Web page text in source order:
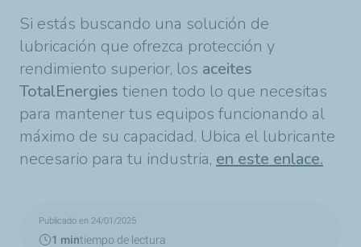
Si estás buscando una solución de
lubricación que ofrezca protección y
rendimiento superior, los aceites
TotalEnergies tienen todo lo que necesitas
para mantener tus equipos funcionando al
máximo de su capacidad. Ubica el lubricante
necesario para tu industria, en este enlace.
Publicado en 24/01/2025
1 mintiempo de lectura